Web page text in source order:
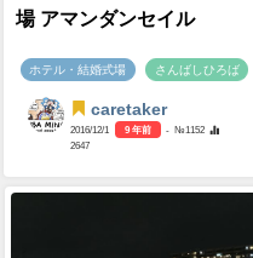
場 アマンダンセイル
ホテル・結婚式場 さんばしひろば
caretaker
2016/12/1 9 年前
- №1152
2647